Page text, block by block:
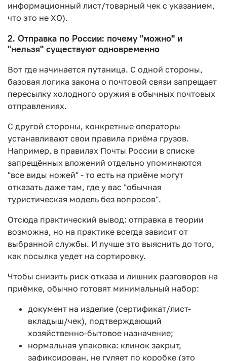
информационный лист/товарный чек с указанием,
что это не ХО).
2. Отправка по России: почему "можно" и
"нельзя" существуют одновременно
Вот где начинается путаница. С одной стороны,
базовая логика закона о почтовой связи запрещает
пересылку холодного оружия в обычных почтовых
отправлениях.
С другой стороны, конкретные операторы
устанавливают свои правила приёма грузов.
Например, в правилах Почты России в списке
запрещённых вложений отдельно упоминаются
"все виды ножей" - то есть на приёме могут
отказать даже там, где у вас "обычная
туристическая модель без вопросов".
Отсюда практический вывод: отправка в теории
возможна, но на практике всегда зависит от
выбранной службы. И лучше это выяснить до того,
как посылка уедет на сортировку.
Чтобы снизить риск отказа и лишних разговоров на
приёмке, обычно готовят минимальный набор:
документ на изделие (сертификат/лист-
вкладыш/чек), подтверждающий
хозяйственно-бытовое назначение;
нормальная упаковка: клинок закрыт,
зафиксирован, не гуляет по коробке (это